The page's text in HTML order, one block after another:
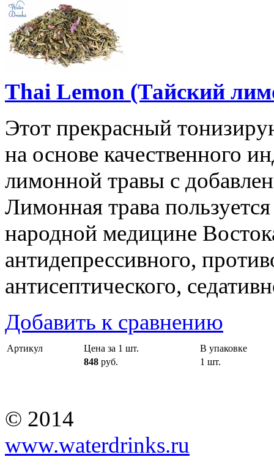
Thai Lemon (Тайский
Этот прекрасный
на основе качественного
лимонной травы с
Лимонная трава
народной медицине
антидепрессивного,
антисептического,
Добавить к сравнению
Артикул Цена за 1 шт.
В упаковке
848 руб. 1 шт.
© 2014
www.waterdrinks.ru